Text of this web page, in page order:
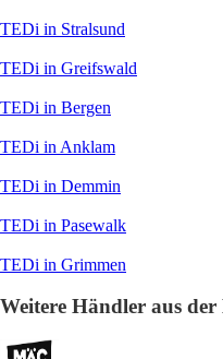
TEDi in Stralsund
TEDi in Greifswald
TEDi in Bergen
TEDi in Anklam
TEDi in Demmin
TEDi in Pasewalk
TEDi in Grimmen
Weitere Händler aus